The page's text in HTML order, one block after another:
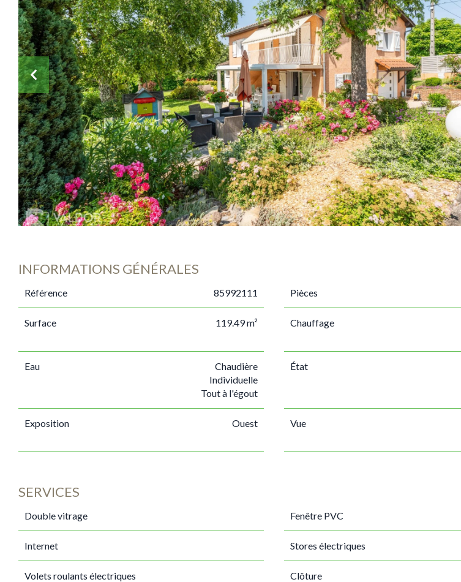
INFORMATIONS GÉNÉRALES
Référence 85992111 Pièces
Surface 119.49 m² Chauffage
Eau
Chaudière
Individuelle
Tout à l'égout
État
Exposition Ouest Vue
SERVICES
Double vitrage Fenêtre PVC
Internet Stores électriques
Volets roulants électriques Clôture